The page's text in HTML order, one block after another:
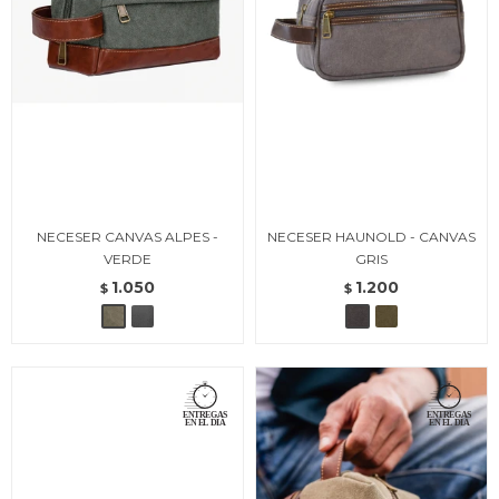
NECESER CANVAS ALPES -
VERDE
$ 1.050
NECESER HAUNOLD - CANVAS
GRIS
$ 1.200